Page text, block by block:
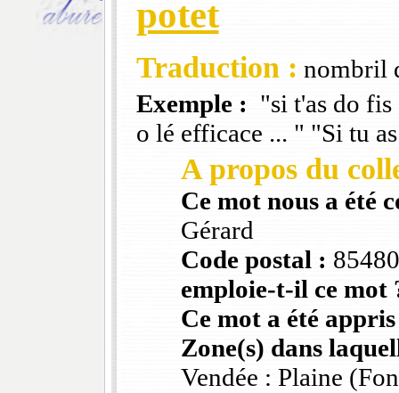
potet
Traduction : nombril
Exemple : "si t'as do fis
o lé efficace ... " "Si tu
A propos du
Ce mot nous a été
Gérard
Code postal :
emploie-t-il ce mot
Ce mot a été
Zone(s) dans
Vendée : Plaine